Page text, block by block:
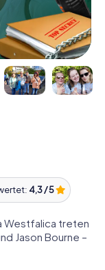
4,3 / 5
Westfalica treten
Jason Bourne –